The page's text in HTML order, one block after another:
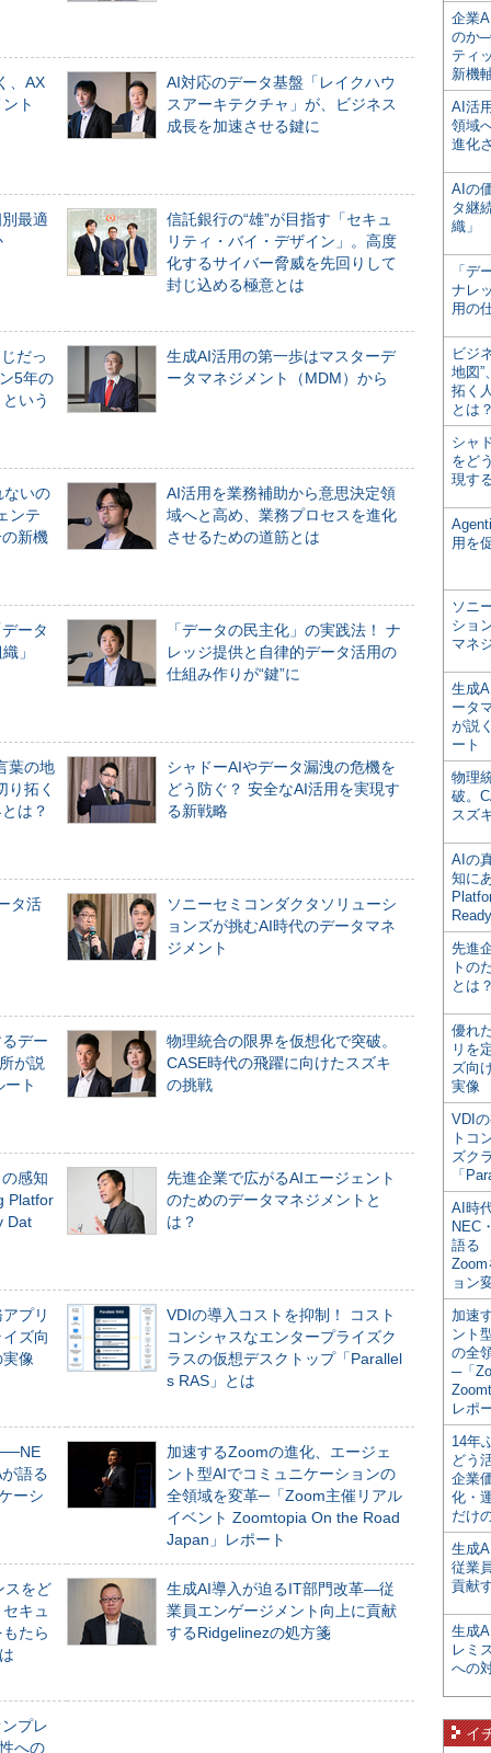
、AX
ト
AI対応のデータ基盤「レイクハウ
スアーキテクチャ」が、ビジネス
成長を加速させる鍵に
最適
信託銀行の“雄”が目指す「セキュ
リティ・バイ・デザイン」。高度
化するサイバー脅威を先回りして
封じ込める極意とは
だっ
5年の
いう
生成AI活用の第一歩はマスターデ
ータマネジメント（MDM）から
ないの
ンテ
新機
AI活用を業務補助から意思決定領
域へと高め、業務プロセスを進化
させるための道筋とは
ータ
」
「データの民主化」の実践法！ ナ
レッジ提供と自律的データ活用の
仕組み作りが“鍵”に
葉の地
り拓く
は？
シャドーAIやデータ漏洩の危機を
どう防ぐ？ 安全なAI活用を実現す
る新戦略
タ活
ソニーセミコンダクタソリューシ
ョンズが挑むAI時代のデータマネ
ジメント
デー
が説
ト
物理統合の限界を仮想化で突破。
CASE時代の飛躍に向けたスズキ
の挑戦
感知
Platfor
Dat
先進企業で広がるAIエージェント
のためのデータマネジメントと
は？
プリ
ズ向
実像
VDIの導入コストを抑制！ コスト
コンシャスなエンタープライズク
ラスの仮想デスクトップ「Parallel
s RAS」とは
語る
ーシ
加速するZoomの進化、エージェ
ント型AIでコミュニケーションの
全領域を変革─「Zoom主催リアル
イベント Zoomtopia On the Road
Japan」レポート
スをど
キュ
たら
生成AI導入が迫るIT部門改革―従
業員エンゲージメント向上に貢献
するRidgelinezの処方箋
プレ
への
企業
のか
ティ
新機
AI活
領域
進化
AIの
タ継
織」
「デ
ナレ
用の
ビジ
地図”
拓く
とは
シャ
をど
現す
用を
ソニ
ショ
マネ
生成
ータ
が説
ート
物理
破。
スズ
AIの
知に
先進
トの
とは
優れ
リを
ズ向
実像
VDI
トコ
ズク
「
AI時
NEC
語る
ョン
加速
ント
の全
─「
レポ
14年
どう
企業
化・
だけ
生成
従業
貢献
生成
レミ
への
イ